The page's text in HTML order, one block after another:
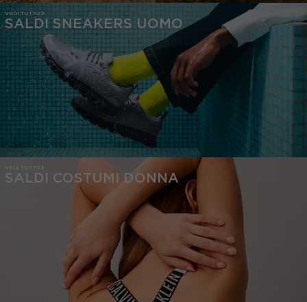
VEDI TUTTO
SALDI SNEAKERS UOMO
VEDI TUTTO
SALDI COSTUMI DONNA